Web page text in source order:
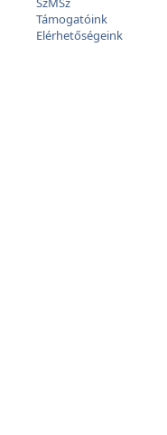
Támogatóink
Elérhetőségeink